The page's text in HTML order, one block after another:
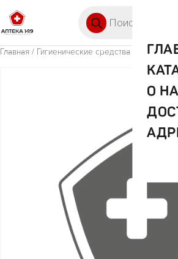
О
Главная / Гигиенические средства /